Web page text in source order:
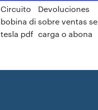
Circuito
bobina di
tesla pdf
Devoluciones
sobre ventas se
carga o abona